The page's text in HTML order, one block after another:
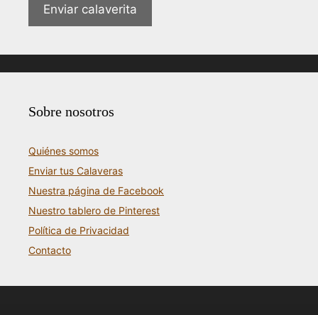
Enviar calaverita
Sobre nosotros
Quiénes somos
Enviar tus Calaveras
Nuestra página de Facebook
Nuestro tablero de Pinterest
Política de Privacidad
Contacto